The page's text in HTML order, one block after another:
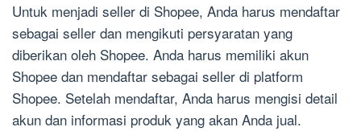
Untuk menjadi seller di Shopee, Anda harus mendaftar
sebagai seller dan mengikuti persyaratan yang
diberikan oleh Shopee. Anda harus memiliki akun
Shopee dan mendaftar sebagai seller di platform
Shopee. Setelah mendaftar, Anda harus mengisi detail
akun dan informasi produk yang akan Anda jual.